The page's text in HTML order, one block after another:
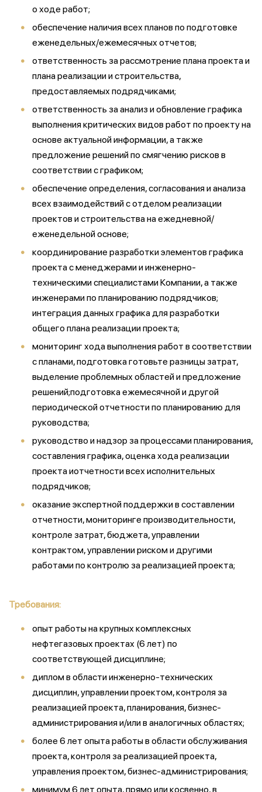
о ходе работ;
обеспечение наличия всех планов по подготовке
еженедельных/ежемесячных отчетов;
ответственность за рассмотрение плана проекта и
плана реализации и строительства,
предоставляемых подрядчиками;
ответственность за анализ и обновление графика
выполнения критических видов работ по проекту на
основе актуальной информации, а также
предложение решений по смягчению рисков в
соответствии с графиком;
обеспечение определения, согласования и анализа
всех взаимодействий с отделом реализации
проектов и строительства на ежедневной/
еженедельной основе;
координирование разработки элементов графика
проекта с менеджерами и инженерно-
техническими специалистами Компании, а также
инженерами по планированию подрядчиков;
интеграция данных графика для разработки
общего плана реализации проекта;
мониторинг хода выполнения работ в соответствии
с планами, подготовка готовьте разницы затрат,
выделение проблемных областей и предложение
решений;подготовка ежемесячной и другой
периодической отчетности по планированию для
руководства;
руководство и надзор за процессами планирования,
составления графика, оценка хода реализации
проекта иотчетности всех исполнительных
подрядчиков;
оказание экспертной поддержки в составлении
отчетности, мониторинге производительности,
контроле затрат, бюджета, управлении
контрактом, управлении риском и другими
работами по контролю за реализацией проекта;
Требования:
опыт работы на крупных комплексных
нефтегазовых проектах (6 лет) по
соответствующей дисциплине;
диплом в области инженерно-технических
дисциплин, управлении проектом, контроля за
реализацией проекта, планирования, бизнес-
администрирования и/или в аналогичных областях;
более 6 лет опыта работы в области обслуживания
проекта, контроля за реализацией проекта,
управления проектом, бизнес-администрирования;
минимум 6 лет опыта, прямо или косвенно, в